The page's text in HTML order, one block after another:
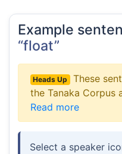
Example
“float”
Heads Up
These
the Tanaka Corpus
Read more
Select a speaker